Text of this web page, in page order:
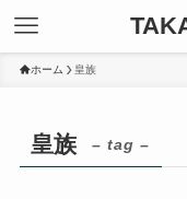
ホーム 皇族
皇族 – tag –